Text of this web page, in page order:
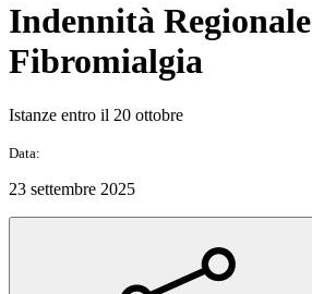
Indennità Regionale
Fibromialgia
Istanze entro il 20 ottobre
Data:
23 settembre 2025